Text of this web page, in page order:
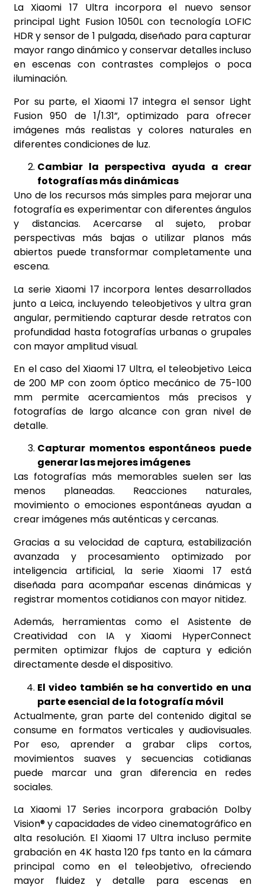
La Xiaomi 17 Ultra incorpora el nuevo sensor
principal Light Fusion 1050L con tecnología LOFIC
HDR y sensor de 1 pulgada, diseñado para capturar
mayor rango dinámico y conservar detalles incluso
en escenas con contrastes complejos o poca
iluminación.
Por su parte, el Xiaomi 17 integra el sensor Light
Fusion 950 de 1/1.31”, optimizado para ofrecer
imágenes más realistas y colores naturales en
diferentes condiciones de luz.
Cambiar la perspectiva ayuda a crear
fotografías más dinámicas
Uno de los recursos más simples para mejorar una
fotografía es experimentar con diferentes ángulos
y distancias. Acercarse al sujeto, probar
perspectivas más bajas o utilizar planos más
abiertos puede transformar completamente una
escena.
La serie Xiaomi 17 incorpora lentes desarrollados
junto a Leica, incluyendo teleobjetivos y ultra gran
angular, permitiendo capturar desde retratos con
profundidad hasta fotografías urbanas o grupales
con mayor amplitud visual.
En el caso del Xiaomi 17 Ultra, el teleobjetivo Leica
de 200 MP con zoom óptico mecánico de 75-100
mm permite acercamientos más precisos y
fotografías de largo alcance con gran nivel de
detalle.
Capturar momentos espontáneos puede
generar las mejores imágenes
Las fotografías más memorables suelen ser las
menos planeadas. Reacciones naturales,
movimiento o emociones espontáneas ayudan a
crear imágenes más auténticas y cercanas.
Gracias a su velocidad de captura, estabilización
avanzada y procesamiento optimizado por
inteligencia artificial, la serie Xiaomi 17 está
diseñada para acompañar escenas dinámicas y
registrar momentos cotidianos con mayor nitidez.
Además, herramientas como el Asistente de
Creatividad con IA y Xiaomi HyperConnect
permiten optimizar flujos de captura y edición
directamente desde el dispositivo.
El video también se ha convertido en una
parte esencial de la fotografía móvil
Actualmente, gran parte del contenido digital se
consume en formatos verticales y audiovisuales.
Por eso, aprender a grabar clips cortos,
movimientos suaves y secuencias cotidianas
puede marcar una gran diferencia en redes
sociales.
La Xiaomi 17 Series incorpora grabación Dolby
Vision® y capacidades de video cinematográfico en
alta resolución. El Xiaomi 17 Ultra incluso permite
grabación en 4K hasta 120 fps tanto en la cámara
principal como en el teleobjetivo, ofreciendo
mayor fluidez y detalle para escenas en